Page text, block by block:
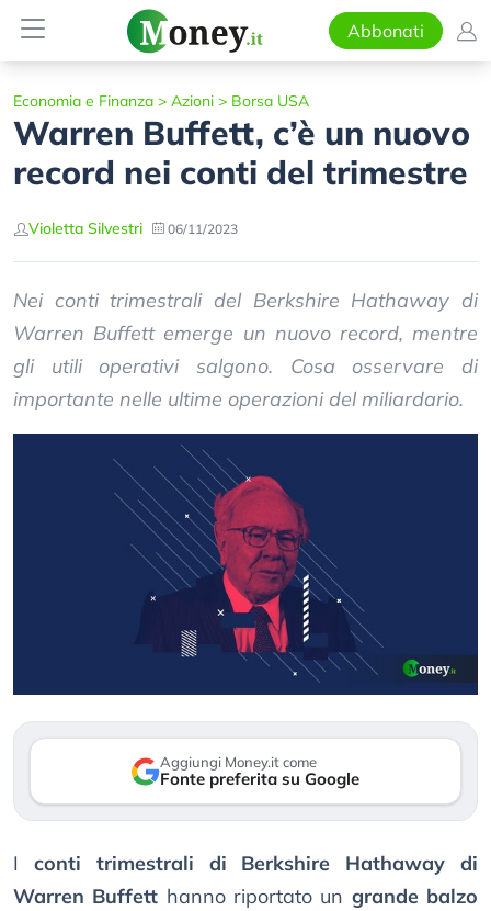
Abbonati
Economia e Finanza > Azioni > Borsa USA
Warren Buffett, c’è un nuovo
record nei conti del trimestre
Violetta Silvestri 06/11/2023
Nei conti trimestrali del Berkshire Hathaway di
Warren Buffett emerge un nuovo record, mentre
gli utili operativi salgono. Cosa osservare di
importante nelle ultime operazioni del miliardario.
Aggiungi Money.it come
Fonte preferita su Google
I conti trimestrali di Berkshire Hathaway di
Warren Buffett hanno riportato un grande balzo